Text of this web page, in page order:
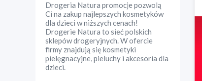
Drogeria Natura promocje pozwolą
Ci na zakup najlepszych kosmetyków
dla dzieci w niższych cenach!
Drogerie Natura to sieć polskich
sklepów drogeryjnych. W ofercie
firmy znajdują się kosmetyki
pielęgnacyjne, pieluchy i akcesoria dla
dzieci.